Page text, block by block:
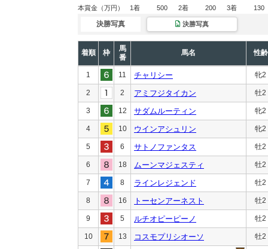
本賞金 （万円） 1着 500 2着 200 3着 130
決勝写真 決勝写真
着順 枠
馬
番
馬名 性齢
1 11 チャリシー 牝2
2 2 アミフジタイカン 牡2
3 12 サダムルーティン 牝2
4 10 ウインアシュリン 牝2
5 6 サトノファンタス 牡2
6 18 ムーンマジェスティ 牡2
7 8 ラインレジェンド 牡2
8 16 トーセンアーネスト 牡2
9 5 ルチオピーピーノ 牡2
10 13 コスモプリシオーソ 牡2